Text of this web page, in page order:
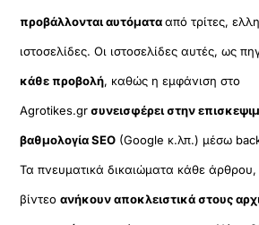
προβάλλονται αυτόματααπό τρίτες,
ιστοσελίδες. Οι ιστοσελίδες αυτές, ως
κάθε προβολή, καθώς η εμφάνιση στο
Agrotikes.grσυνεισφέρει στην
βαθμολογία SEO (Google κ.λπ.) μέσω
Τα πνευματικά δικαιώματα κάθε άρθρου,
βίντεοανήκουν αποκλειστικά στους